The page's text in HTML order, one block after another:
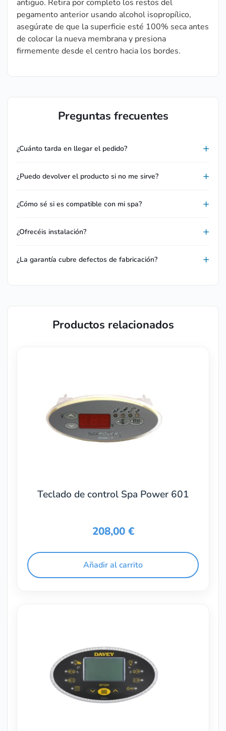
antiguo. Retira por completo los restos del
pegamento anterior usando alcohol isopropílico,
asegúrate de que la superficie esté 100% seca antes
de colocar la nueva membrana y presiona
firmemente desde el centro hacia los bordes.
Preguntas frecuentes
¿Cuánto tarda en llegar el pedido?
¿Puedo devolver el producto si no me sirve?
¿Cómo sé si es compatible con mi spa?
¿Ofrecéis instalación?
¿La garantía cubre defectos de fabricación?
Productos relacionados
Teclado de control Spa Power 601
208,00 €
Añadir al carrito